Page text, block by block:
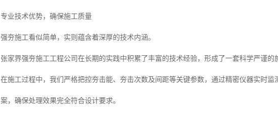
专业技术优势，确保施工质量
强夯施工看似简单，实则蕴含着深厚的技术内涵。
张家界强夯施工工程公司在长期的实践中积累了丰富的技术经验，形成了一套科学严谨的
在施工过程中，我们严格把控夯击能、夯击次数及间距等关键参数，通过精密仪器实时
案，确保处理效果完全符合设计要求。